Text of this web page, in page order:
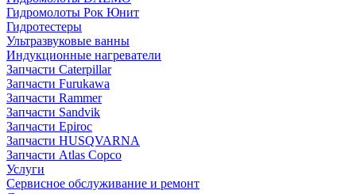
Гидромолоты Рок Юнит
Гидротестеры
Ультразвуковые ванны
Индукционные нагреватели
Запчасти Caterpillar
Запчасти Furukawa
Запчасти Rammer
Запчасти Sandvik
Запчасти Epiroc
Запчасти HUSQVARNA
Запчасти Atlas Copco
Услуги
Сервисное обслуживание и ремонт